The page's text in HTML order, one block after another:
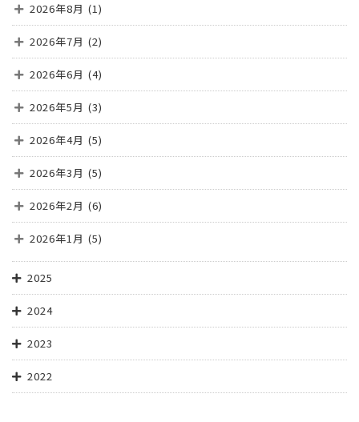
2026年8月 (1)
2026年7月 (2)
2026年6月 (4)
2026年5月 (3)
2026年4月 (5)
2026年3月 (5)
2026年2月 (6)
2026年1月 (5)
2025
2024
2023
2022